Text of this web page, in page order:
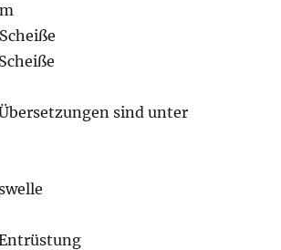
sind unter